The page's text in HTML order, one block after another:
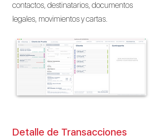
contactos, destinatarios, documentos
legales, movimientos y cartas.
Detalle de Transacciones